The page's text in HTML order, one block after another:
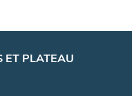
ET PLATEAU